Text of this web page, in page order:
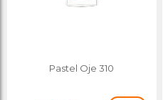
Pastel Oje 310